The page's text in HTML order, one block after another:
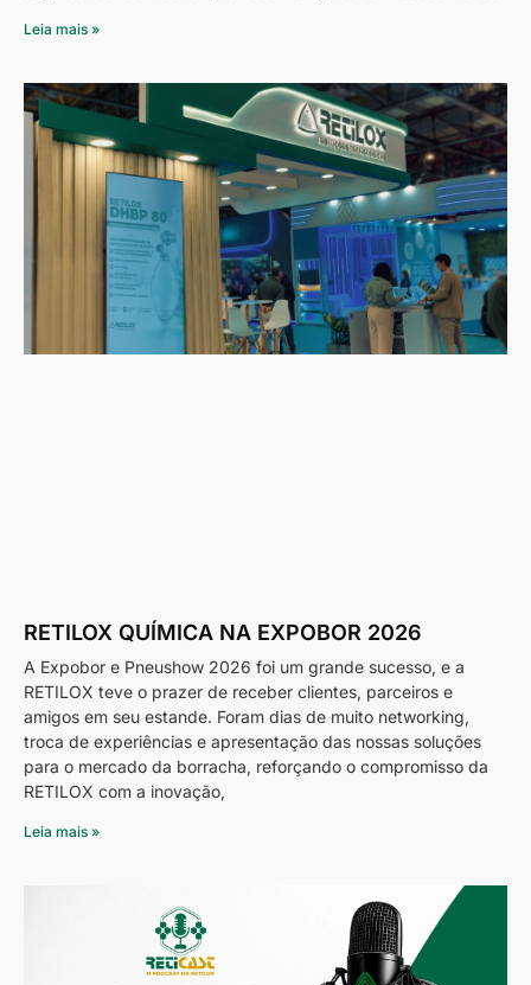
Leia mais »
RETILOX QUÍMICA NA EXPOBOR 2026
A Expobor e Pneushow 2026 foi um grande sucesso, e a
RETILOX teve o prazer de receber clientes, parceiros e
amigos em seu estande. Foram dias de muito networking,
troca de experiências e apresentação das nossas soluções
para o mercado da borracha, reforçando o compromisso da
RETILOX com a inovação,
Leia mais »